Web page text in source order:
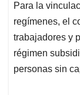
Para la
regímenes, el
trabajadores y
régimen
personas sin